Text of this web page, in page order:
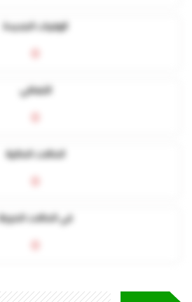
الوفيات الجديدة
0
التعافي
0
الحالات الحالية
0
في الحالات الحرجة
0